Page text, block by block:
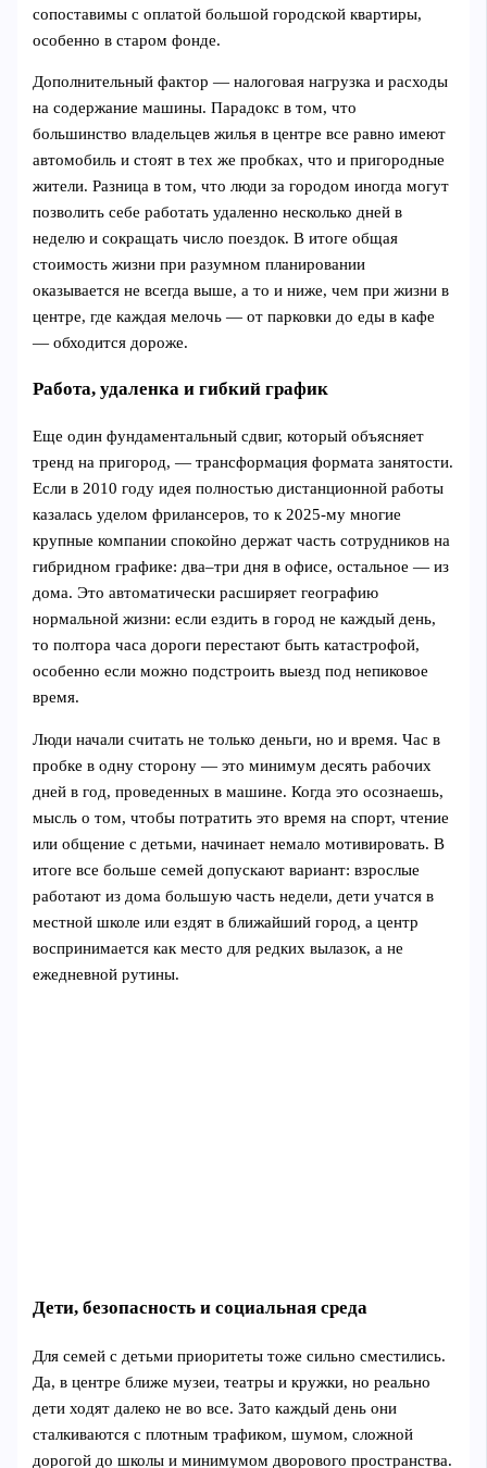
сопоставимы с оплатой большой городской квартиры,
особенно в старом фонде.
Дополнительный фактор — налоговая нагрузка и расходы
на содержание машины. Парадокс в том, что
большинство владельцев жилья в центре все равно имеют
автомобиль и стоят в тех же пробках, что и пригородные
жители. Разница в том, что люди за городом иногда могут
позволить себе работать удаленно несколько дней в
неделю и сокращать число поездок. В итоге общая
стоимость жизни при разумном планировании
оказывается не всегда выше, а то и ниже, чем при жизни в
центре, где каждая мелочь — от парковки до еды в кафе
— обходится дороже.
Работа, удаленка и гибкий график
Еще один фундаментальный сдвиг, который объясняет
тренд на пригород, — трансформация формата занятости.
Если в 2010 году идея полностью дистанционной работы
казалась уделом фрилансеров, то к 2025‑му многие
крупные компании спокойно держат часть сотрудников на
гибридном графике: два–три дня в офисе, остальное — из
дома. Это автоматически расширяет географию
нормальной жизни: если ездить в город не каждый день,
то полтора часа дороги перестают быть катастрофой,
особенно если можно подстроить выезд под непиковое
время.
Люди начали считать не только деньги, но и время. Час в
пробке в одну сторону — это минимум десять рабочих
дней в год, проведенных в машине. Когда это осознаешь,
мысль о том, чтобы потратить это время на спорт, чтение
или общение с детьми, начинает немало мотивировать. В
итоге все больше семей допускают вариант: взрослые
работают из дома большую часть недели, дети учатся в
местной школе или ездят в ближайший город, а центр
воспринимается как место для редких вылазок, а не
ежедневной рутины.
Дети, безопасность и социальная среда
Для семей с детьми приоритеты тоже сильно сместились.
Да, в центре ближе музеи, театры и кружки, но реально
дети ходят далеко не во все. Зато каждый день они
сталкиваются с плотным трафиком, шумом, сложной
дорогой до школы и минимумом дворового пространства.